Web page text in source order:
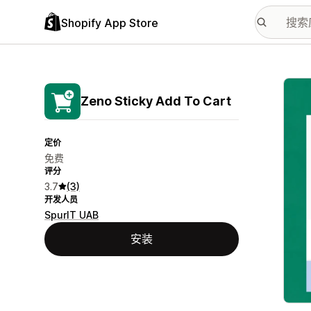
Shopify App Store
Zeno Sticky Add To Cart
定价
免费
评分
3.7 (3)
开发人员
SpurIT UAB
安装
配图